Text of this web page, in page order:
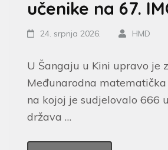
učenike na 67.
24. srpnja 2026. HMD
U Šangaju u Kini upravo je
Međunarodna
na kojoj je sudjelovalo 666
država …